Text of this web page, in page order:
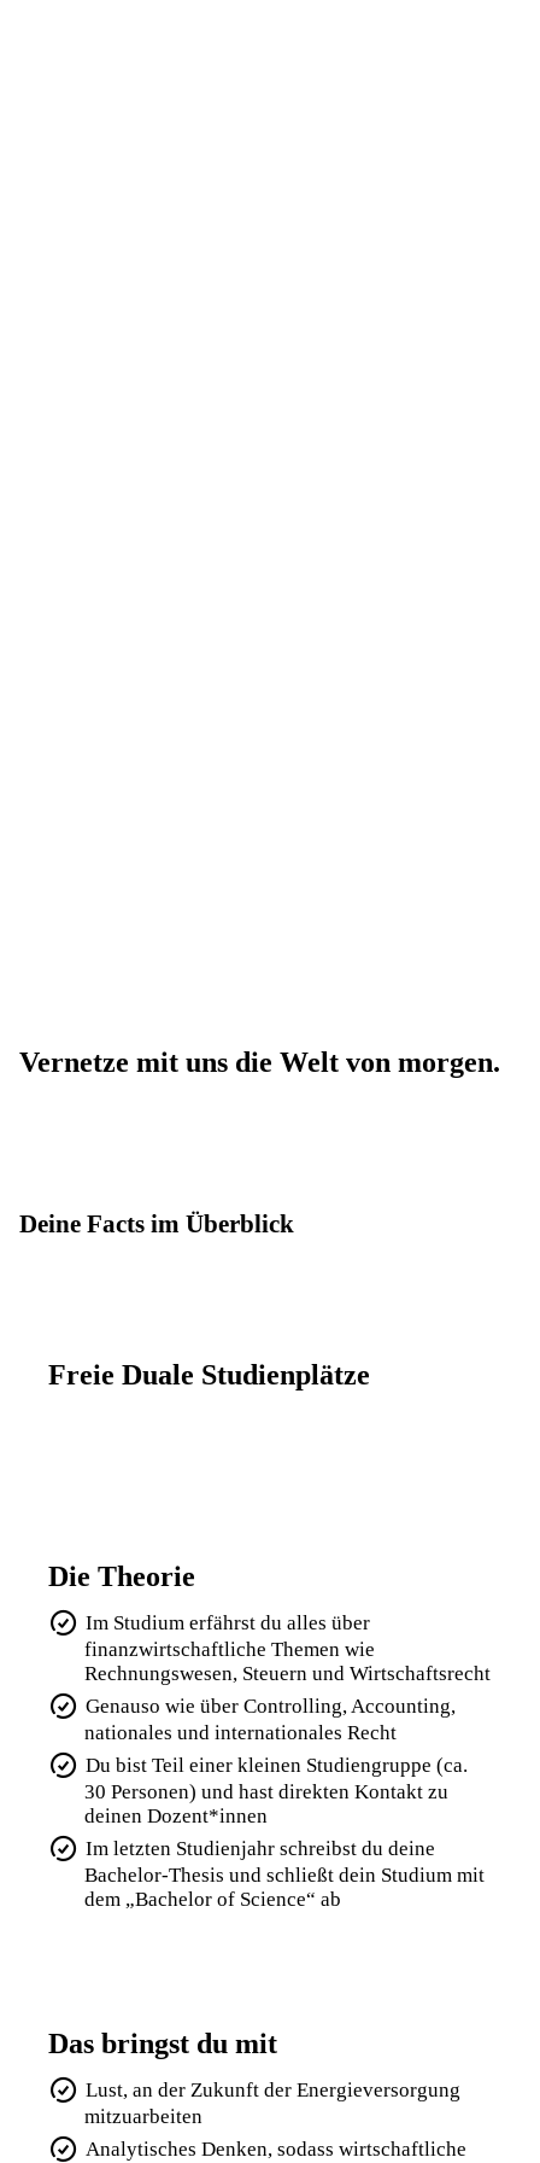
Vernetze mit uns die Welt von morgen.
Deine Facts im Überblick
Freie Duale Studienplätze
Die Theorie
Im Studium erfährst du alles über
finanzwirtschaftliche Themen wie
Rechnungswesen, Steuern und Wirtschaftsrecht
Genauso wie über Controlling, Accounting,
nationales und internationales Recht
Du bist Teil einer kleinen Studiengruppe (ca.
30 Personen) und hast direkten Kontakt zu
deinen Dozent*innen
Im letzten Studienjahr schreibst du deine
Bachelor-Thesis und schließt dein Studium mit
dem „Bachelor of Science“ ab
Das bringst du mit
Lust, an der Zukunft der Energieversorgung
mitzuarbeiten
Analytisches Denken, sodass wirtschaftliche